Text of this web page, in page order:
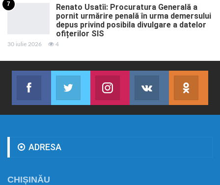
7
Renato Usatîi: Procuratura Generală a
pornit urmărire penală în urma demersului
depus privind posibila divulgare a datelor
ofițerilor SIS
30 iulie 2026 4
Facebook
Abonează-te
Twitter
Join us on TwitterJoin us on Instagram
Abonează-te
ADRESA
CHIȘINĂU